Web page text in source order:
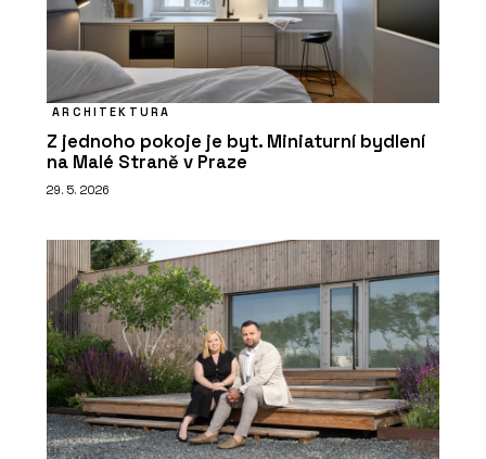
ARCHITEKTURA
Z jednoho pokoje je byt. Miniaturní bydlení
na Malé Straně v Praze
29. 5. 2026